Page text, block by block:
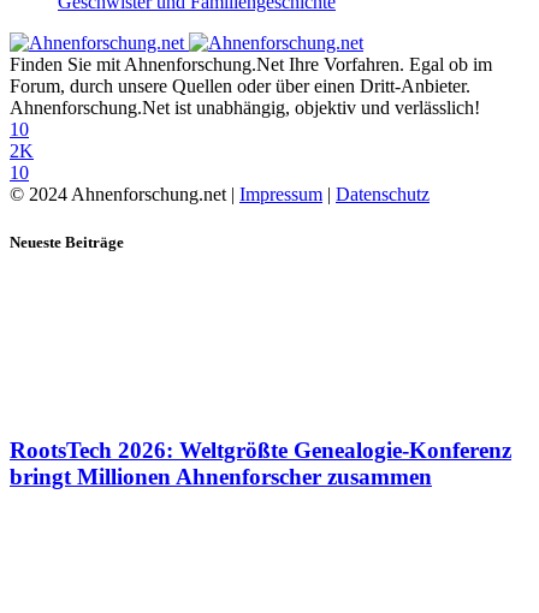
Finden Sie mit Ahnenforschung.Net Ihre Vorfahren. Egal ob im
Forum, durch unsere Quellen oder über einen Dritt-Anbieter.
Ahnenforschung.Net ist unabhängig, objektiv und verlässlich!
10
2K
10
© 2024 Ahnenforschung.net | Impressum | Datenschutz
Neueste Beiträge
RootsTech 2026: Weltgrößte Genealogie-Konferenz
bringt Millionen Ahnenforscher zusammen